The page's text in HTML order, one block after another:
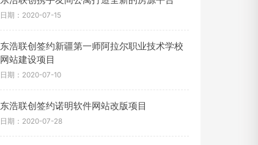
日期：2020-07-15
东浩联创签约新疆第一师阿拉尔职业技术学校
网站建设项目
日期：2020-07-10
东浩联创签约诺明软件网站改版项目
日期：2020-07-28